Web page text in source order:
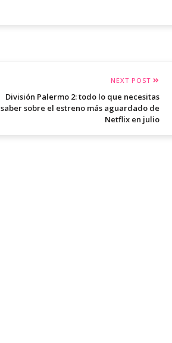
NEXT POST
División Palermo 2: todo lo que necesitas
saber sobre el estreno más aguardado de
Netflix en julio